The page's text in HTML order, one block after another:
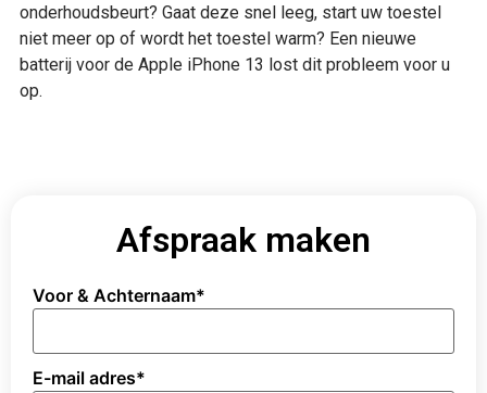
onderhoudsbeurt? Gaat deze snel leeg, start uw toestel
niet meer op of wordt het toestel warm? Een nieuwe
batterij voor de Apple iPhone 13 lost dit probleem voor u
op.
Afspraak maken
Voor & Achternaam*
E-mail adres*